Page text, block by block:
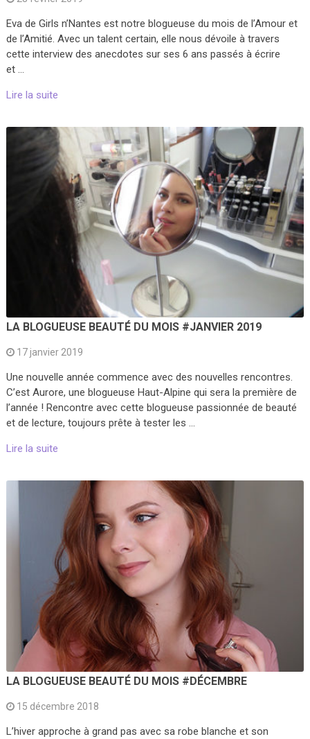
Eva de Girls n’Nantes est notre blogueuse du mois de l’Amour et
de l’Amitié. Avec un talent certain, elle nous dévoile à travers
cette interview des anecdotes sur ses 6 ans passés à écrire
et …
Lire la suite
LA BLOGUEUSE BEAUTÉ DU MOIS #JANVIER 2019
17 janvier 2019
Une nouvelle année commence avec des nouvelles rencontres.
C’est Aurore, une blogueuse Haut-Alpine qui sera la première de
l’année ! Rencontre avec cette blogueuse passionnée de beauté
et de lecture, toujours prête à tester les …
Lire la suite
LA BLOGUEUSE BEAUTÉ DU MOIS #DÉCEMBRE
15 décembre 2018
L’hiver approche à grand pas avec sa robe blanche et son